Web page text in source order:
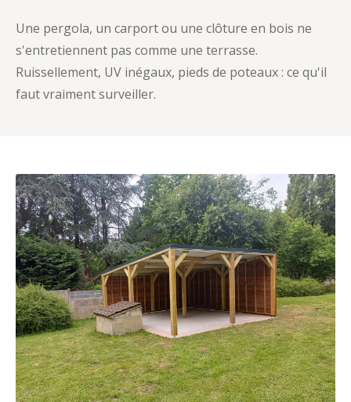
Une pergola, un carport ou une clôture en bois ne
s'entretiennent pas comme une terrasse.
Ruissellement, UV inégaux, pieds de poteaux : ce qu'il
faut vraiment surveiller.